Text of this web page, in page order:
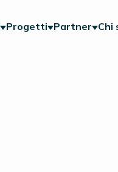
Progetti Partner Chi